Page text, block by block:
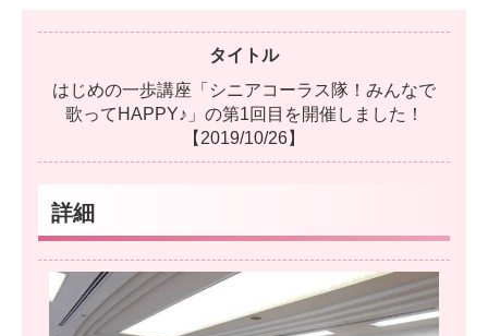
タイトル
は じめの一歩講座 「 シニアコ ーラ ス 隊 ！ みんなで
歌って HAPPY♪ 」 の第1回 目 を開催 し ま した ！
【 2019/10/26】
詳細